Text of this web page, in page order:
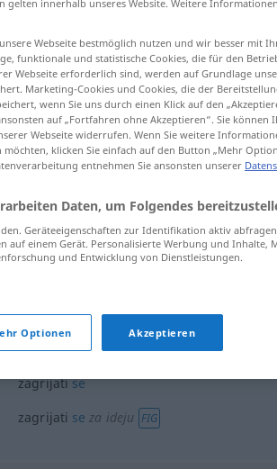
zagrijati
zagrijatijelo
zagrijatise
zagrijati se za ideju FIG
gelten innerhalb unseres Website. Weitere
Webseite bestmöglich nutzen und wir besser mit
funktionale und statistische Cookies, die für den
Webseite erforderlich sind, werden auf Grundlage
Marketing-Cookies und Cookies, die der
wenn Sie uns durch einen Klick auf den
auf „Fortfahren ohne Akzeptieren“. Sie können
Webseite widerrufen. Wenn Sie weitere
klicken Sie einfach auf den Button „Mehr
entnehmen Sie ansonsten unserer
Daten, um Folgendes
Geräteeigenschaften zur Identifikation aktiv
einem Gerät. Personalisierte Werbung und Inhalte,
und Entwicklung von Dienstleistungen.
Optionen Akzeptieren